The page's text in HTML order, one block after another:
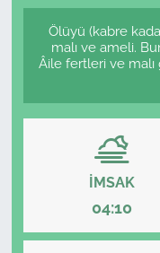
Ölüyü (kabre
malı ve ameli.
Âile fertleri ve malı
İMSAK
04:10